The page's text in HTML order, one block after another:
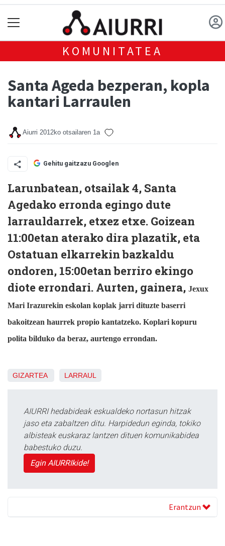
KOMUNITATEA
Santa Ageda bezperan, kopla
kantari Larraulen
Aiurri 2012ko otsailaren 1a
Gehitu gaitzazu Googlen
Larunbatean, otsailak 4, Santa
Agedako erronda egingo dute
larrauldarrek, etxez etxe. Goizean
11:00etan aterako dira plazatik, eta
Ostatuan elkarrekin bazkaldu
ondoren, 15:00etan berriro ekingo
diote errondari. Aurten, gainera, Jexux
Mari Irazurekin eskolan koplak jarri dituzte baserri
bakoitzean haurrek propio kantatzeko. Koplari kopuru
polita bilduko da beraz, aurtengo errondan.
GIZARTEA LARRAUL
AIURRI hedabideak eskualdeko nortasun hitzak
jaso eta zabaltzen ditu. Harpidedun eginda, tokiko
albisteak euskaraz lantzen dituen komunikabidea
babestuko duzu.
Egin AIURRIkide!
Erantzun